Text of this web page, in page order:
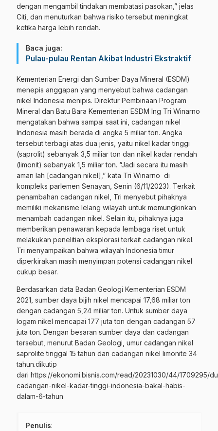
dengan mengambil tindakan membatasi pasokan,” jelas
Citi, dan menuturkan bahwa risiko tersebut meningkat
ketika harga lebih rendah.
Baca juga:
Pulau-pulau Rentan Akibat Industri Ekstraktif
Kementerian Energi dan Sumber Daya Mineral (ESDM)
menepis anggapan yang menyebut bahwa cadangan
nikel Indonesia menipis. Direktur Pembinaan Program
Mineral dan Batu Bara Kementerian ESDM Ing Tri Winarno
mengatakan bahwa sampai saat ini, cadangan nikel
Indonesia masih berada di angka 5 miliar ton. Angka
tersebut terbagi atas dua jenis, yaitu nikel kadar tinggi
(saprolit) sebanyak 3,5 miliar ton dan nikel kadar rendah
(limonit) sebanyak 1,5 miliar ton. “Jadi secara itu masih
aman lah [cadangan nikel],” kata Tri Winarno di
kompleks parlemen Senayan, Senin (6/11/2023). Terkait
penambahan cadangan nikel, Tri menyebut pihaknya
memiliki mekanisme lelang wilayah untuk memungkinkan
menambah cadangan nikel. Selain itu, pihaknya juga
memberikan penawaran kepada lembaga riset untuk
melakukan penelitian eksplorasi terkait cadangan nikel.
Tri menyampaikan bahwa wilayah Indonesia timur
diperkirakan masih menyimpan potensi cadangan nikel
cukup besar.
Berdasarkan data Badan Geologi Kementerian ESDM
2021, sumber daya bijih nikel mencapai 17,68 miliar ton
dengan cadangan 5,24 miliar ton. Untuk sumber daya
logam nikel mencapai 177 juta ton dengan cadangan 57
juta ton. Dengan besaran sumber daya dan cadangan
tersebut, menurut Badan Geologi, umur cadangan nikel
saprolite tinggal 15 tahun dan cadangan nikel limonite 34
tahun.dikutip
dari https://ekonomi.bisnis.com/read/20231030/44/1709295/
cadangan-nikel-kadar-tinggi-indonesia-bakal-habis-
dalam-6-tahun
Penulis: